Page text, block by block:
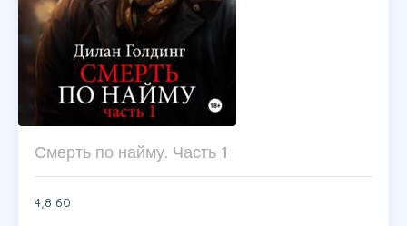
Смерть по найму. Часть 1
4,8 60